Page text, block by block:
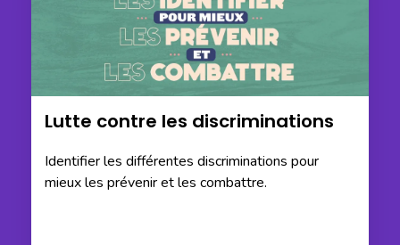
Lutte contre les discriminations
Identifier les différentes discriminations pour
mieux les prévenir et les combattre.